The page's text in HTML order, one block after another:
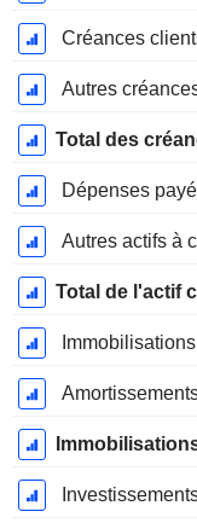
Créances
Autres
Total des
Dépenses
Autres actifs à
Total de l'actif